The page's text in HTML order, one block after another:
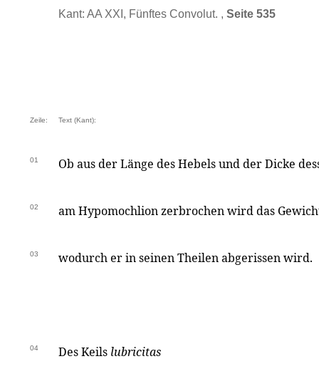
Kant: AA XXI, Fünftes Convolut. , Seite 535
Zeile: Text (Kant):
01 Ob aus der Länge des Hebels und der Dicke
02 am Hypomochlion zerbrochen wird das
03 wodurch er in seinen Theilen abgerissen wird.
04 Des Keils lubricitas